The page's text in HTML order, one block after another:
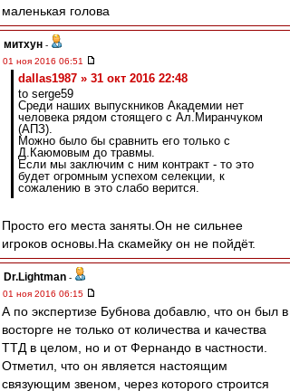
маленькая голова
митхун -
01 ноя 2016 06:51
dallas1987 » 31 окт 2016 22:48
to serge59
Среди наших выпускников Академии нет
человека рядом стоящего с Ал.Миранчуком
(АПЗ).
Можно было бы сравнить его только с
Д.Каюмовым до травмы.
Если мы заключим с ним контракт - то это
будет огромным успехом селекции, к
сожалению в это слабо верится.
Просто его места заняты.Он не сильнее
игроков основы.На скамейку он не пойдёт.
Dr.Lightman -
01 ноя 2016 06:15
А по экспертизе Бубнова добавлю, что он был в
восторге не только от количества и качества
ТТД в целом, но и от Фернандо в частности.
Отметил, что он является настоящим
связующим звеном, через которого строится